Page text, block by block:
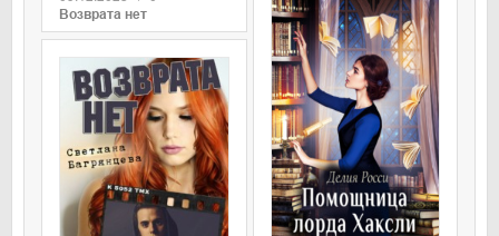
Возврата нет